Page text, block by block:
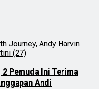
Pemuda Ini Terima
Andi